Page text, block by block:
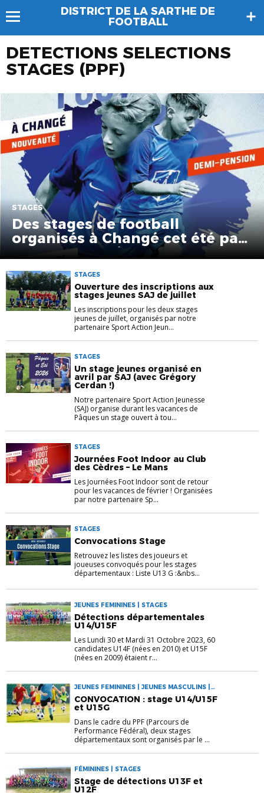
DISTRICT DE LA SARTHE DE
FOOTBALL
DETECTIONS SELECTIONS
STAGES (PPF)
STAGES
Des stages de football
organisés à Changé cet été par
notre partenaire SAJ
STAGES
Ouverture des inscriptions aux
stages jeunes SAJ de juillet
Les inscriptions pour les deux stages
jeunes de juillet, organisés par notre
partenaire Sport Action Jeun...
STAGES
Un stage jeunes organisé en
avril par SAJ (avec Grégory
Cerdan !)
Notre partenaire Sport Action Jeunesse
(SAJ) organise durant les vacances de
Pâques un stage ouvert à tou...
STAGES
Journées Foot Indoor au Club
des Cèdres – Le Mans
Les Journées Foot Indoor sont de retour
pour les vacances de février ! Organisées
par notre partenaire Sp...
STAGES
Convocations Stage
Retrouvez les listes des joueurs et
joueuses convoqués pour les stages
départementaux : Liste U13 G :&nbs...
JEUNES FEMININES | STAGES
Détections départementales
U14/U15F
Les Lundi 30 et Mardi 31 Octobre 2023, 60
candidates U14F (nées en 2010) et U15F
(nées en 2009) étaient r...
JEUNES FEMININES | JEUNES MASCULINS |
CONVOCATION : stage U14/U15F
et U15G
Dans le cadre du PPF (Parcours de
Performance Fédéral), deux stages
départementaux sont organisés par le ...
FÉMININES | STAGES
Stage de détections U13F et
U12F